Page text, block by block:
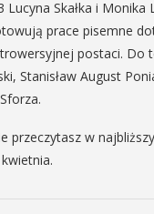
Skałka i Monika
prace pisemne
postaci. Do
Stanisław August
przeczytasz w